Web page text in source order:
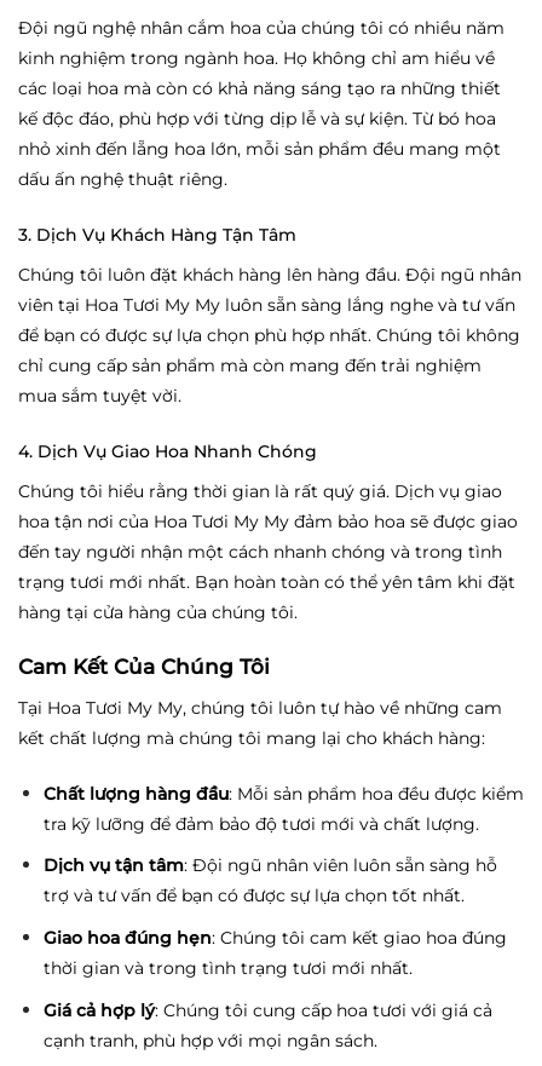
Đội ngũ nghệ nhân cắm hoa của chúng tôi có nhiều năm
kinh nghiệm trong ngành hoa. Họ không chỉ am hiểu về
các loại hoa mà còn có khả năng sáng tạo ra những thiết
kế độc đáo, phù hợp với từng dịp lễ và sự kiện. Từ bó hoa
nhỏ xinh đến lẵng hoa lớn, mỗi sản phẩm đều mang một
dấu ấn nghệ thuật riêng.
3. Dịch Vụ Khách Hàng Tận Tâm
Chúng tôi luôn đặt khách hàng lên hàng đầu. Đội ngũ nhân
viên tại Hoa Tươi My My luôn sẵn sàng lắng nghe và tư vấn
để bạn có được sự lựa chọn phù hợp nhất. Chúng tôi không
chỉ cung cấp sản phẩm mà còn mang đến trải nghiệm
mua sắm tuyệt vời.
4. Dịch Vụ Giao Hoa Nhanh Chóng
Chúng tôi hiểu rằng thời gian là rất quý giá. Dịch vụ giao
hoa tận nơi của Hoa Tươi My My đảm bảo hoa sẽ được giao
đến tay người nhận một cách nhanh chóng và trong tình
trạng tươi mới nhất. Bạn hoàn toàn có thể yên tâm khi đặt
hàng tại cửa hàng của chúng tôi.
Cam Kết Của Chúng Tôi
Tại Hoa Tươi My My, chúng tôi luôn tự hào về những cam
kết chất lượng mà chúng tôi mang lại cho khách hàng:
Chất lượng hàng đầu: Mỗi sản phẩm hoa đều được kiểm
tra kỹ lưỡng để đảm bảo độ tươi mới và chất lượng.
Dịch vụ tận tâm: Đội ngũ nhân viên luôn sẵn sàng hỗ
trợ và tư vấn để bạn có được sự lựa chọn tốt nhất.
Giao hoa đúng hẹn: Chúng tôi cam kết giao hoa đúng
thời gian và trong tình trạng tươi mới nhất.
Giá cả hợp lý: Chúng tôi cung cấp hoa tươi với giá cả
cạnh tranh, phù hợp với mọi ngân sách.